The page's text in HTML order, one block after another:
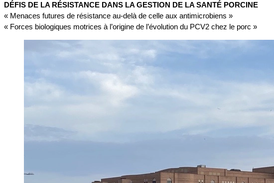
DÉFIS DE LA RÉSISTANCE DANS LA GESTION DE LA SANTÉ PORCINE
« ​​Menaces futures de résistance au-delà de celle aux antimicrobiens »
« Forces biologiques motrices à l’origine de l’évolution du PCV2 chez le porc »